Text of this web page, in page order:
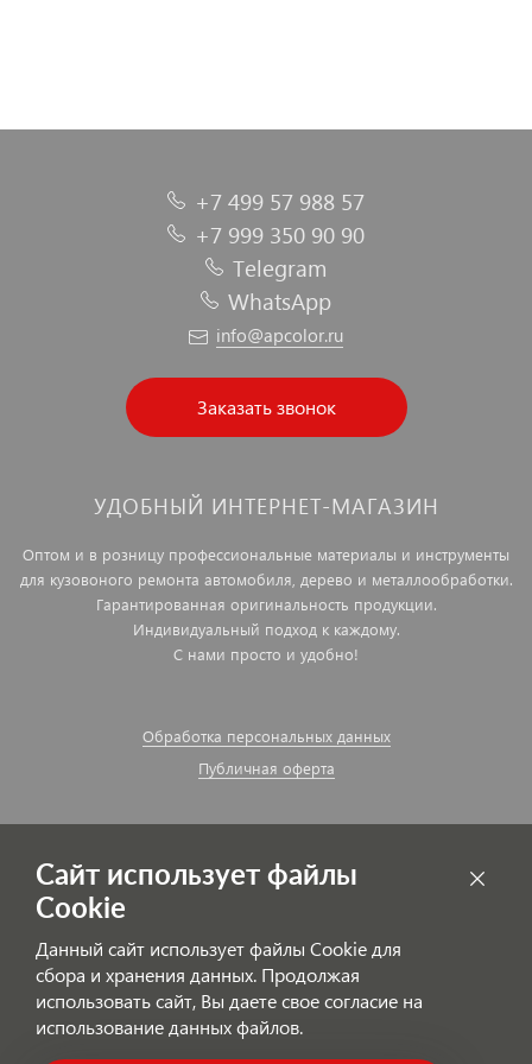
+7 499 57 988 57
+7 999 350 90 90
Telegram
WhatsApp
info@apcolor.ru
Заказать звонок
УДОБНЫЙ ИНТЕРНЕТ-МАГАЗИН
Оптом и в розницу профессиональные материалы и инструменты
для кузовоного ремонта автомобиля, дерево и металлообработки.
Гарантированная оригинальность продукции.
Индивидуальный подход к каждому.
С нами просто и удобно!
Обработка персональных данных
Публичная оферта
Сайт использует файлы
Cookie
Данный сайт использует файлы Cookie для
сбора и хранения данных. Продолжая
использовать сайт, Вы даете свое согласие на
использование данных файлов.